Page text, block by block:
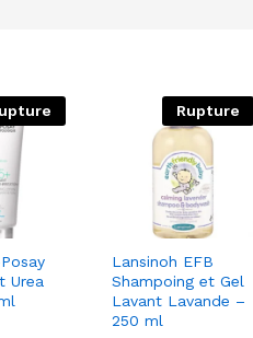
Urea
Rupture
Lansinoh EFB
Shampoing et Gel
Lavant Lavande –
250 ml